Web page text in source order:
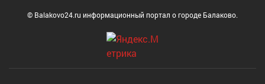
© Balakovo24.ru информационный портал о городе Балаково.